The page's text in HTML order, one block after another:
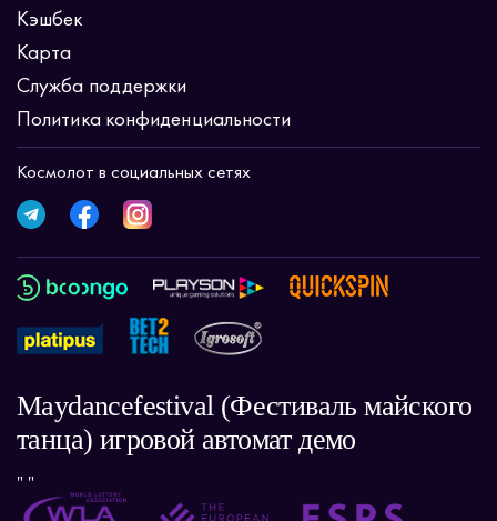
Кэшбек
Карта
Служба поддержки
Политика конфиденциальности
Космолот в социальных сетях
Maydancefestival (Фестиваль майского
танца) игровой автомат демо
" "